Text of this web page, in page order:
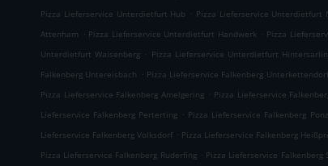
Pizza Lieferservice Unterdietfurt Hub . Pizza Lieferservice Unterdietfurt
Attenham . Pizza Lieferservice Unterdietfurt Handwerk . Pizza
Unterdietfurt Waisenberg . Pizza Lieferservice Unterdietfurt
Falkenberg Untereisbach . Pizza Lieferservice Falkenberg Unterkettendorf
Pizza Lieferservice Falkenberg Amelgering . Pizza Lieferservice
Lieferservice Falkenberg Perterting . Pizza Lieferservice Falkenberg
Lieferservice Falkenberg Volksdorf . Pizza Lieferservice Falkenberg
Pizza Lieferservice Falkenberg Ruderfing . Pizza Lieferservice Falkenberg